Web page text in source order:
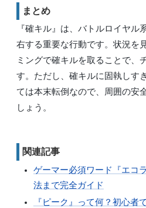
まとめ
『確キル』は、バトルロイヤル
右する重要な行動です。状況を
ミングで確キルを取ることで、
す。ただし、確キルに固執しす
ては本末転倒なので、周囲の安
しょう。
関連記事
ゲーマー必須ワード『エコ
法まで完全ガイド
『ピーク』って何？初心者